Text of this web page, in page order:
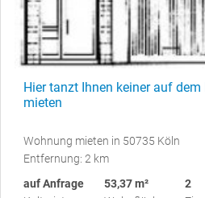
Hier tanzt Ihnen keiner auf
mieten
Wohnung mieten in 50735 Köln
Entfernung: 2 km
auf Anfrage
53,37 m²
2